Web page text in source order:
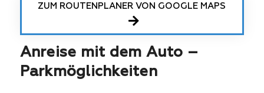
ZUM ROUTENPLANER VON GOOGLE MAPS
Anreise mit dem Auto –
Parkmöglichkeiten